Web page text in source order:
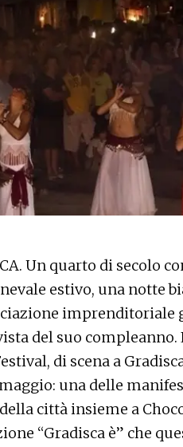
Un quarto di secolo
estivo, una notte
del suo
di scena a
una delle
città insieme a
“Gradisca è” che